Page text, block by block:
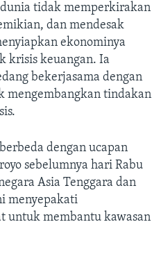
tidak memperkirakan
dan mendesak
ekonominya
krisis keuangan. Ia
bekerjasama dengan
mengembangkan tindakan
dengan ucapan
sebelumnya hari Rabu
Asia Tenggara dan
menyepakati
untuk membantu kawasan